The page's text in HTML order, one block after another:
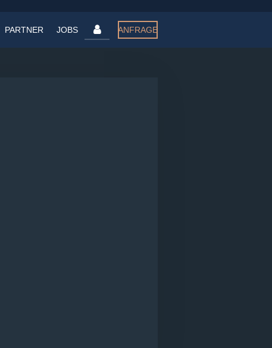
PARTNER JOBS ANFRAGE